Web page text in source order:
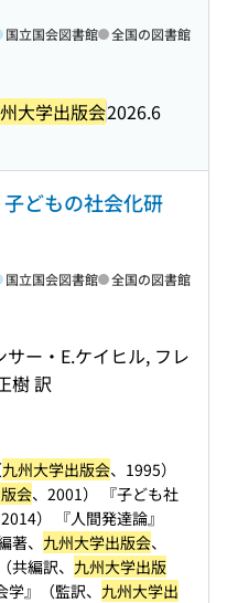
大学出版会2026.6
国立国会図書館 全国の図書館
どもの社会化研
ー・E.ケイヒル, フレ
樹 訳
国立国会図書館 全国の図書館
九州大学出版会、1995）
会、2001） 『子ども社
） 『人間発達論』
、 九州大学出版会、
編訳、 九州大学出版
』（監訳、 九州大学出